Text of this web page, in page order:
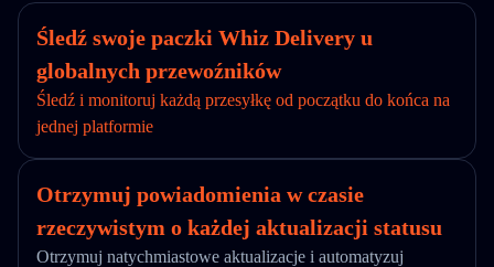
Śledź swoje paczki Whiz Delivery u
globalnych przewoźników
Śledź i monitoruj każdą przesyłkę od początku do końca na
jednej platformie
Otrzymuj powiadomienia w czasie
rzeczywistym o każdej aktualizacji statusu
Otrzymuj natychmiastowe aktualizacje i automatyzuj